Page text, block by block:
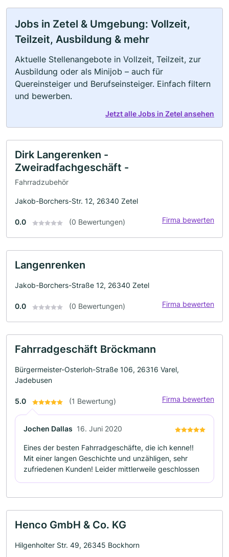
Jobs in Zetel & Umgebung: Vollzeit,
Teilzeit, Ausbildung & mehr
Aktuelle Stellenangebote in Vollzeit, Teilzeit, zur
Ausbildung oder als Minijob – auch für
Quereinsteiger und Berufseinsteiger. Einfach filtern
und bewerben.
Jetzt alle Jobs in Zetel ansehen
Dirk Langerenken -
Zweiradfachgeschäft -
Fahrradzubehör
Jakob-Borchers-Str. 12, 26340 Zetel
0.0 (0 Bewertungen) Firma bewerten
Langenrenken
Jakob-Borchers-Straße 12, 26340 Zetel
0.0 (0 Bewertungen) Firma bewerten
Fahrradgeschäft Bröckmann
Bürgermeister-Osterloh-Straße 106, 26316 Varel,
Jadebusen
5.0 (1 Bewertung) Firma bewerten
Jochen Dallas 16. Juni 2020
Eines der besten Fahrradgeschäfte, die ich kenne!!
Mit einer langen Geschichte und unzähligen, sehr
zufriedenen Kunden! Leider mittlerweile geschlossen
Henco GmbH & Co. KG
Hilgenholter Str. 49, 26345 Bockhorn